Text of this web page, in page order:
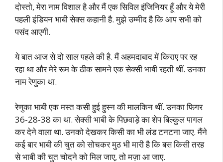
दोस्तो, मेरा नाम विशाल है और मैं एक सिविल इंजिनियर हूँ और ये मेरी
पहली इंडियन भाबी सेक्स कहानी है. मुझे उम्मीद है कि आप सभी को
पसंद आएगी.
ये बात आज से दो साल पहले की है. मैं अहमदाबाद में किराए पर रह
रहा था और मेरे रूम के ठीक सामने एक सेक्सी भाबी रहती थीं. उनका
नाम रेणुका था.
रेणुका भाबी एक मस्त कसी हुई हुस्न की मालकिन थीं. उनका फिगर
36-28-38 का था. सेक्सी भाबी के पिछवाड़े का शेप बिल्कुल पागल
कर देने वाला था. उनको देखकर किसी का भी लंड टनटना जाए. मैंने
कई बार भाबी की चुत को सोचकर मुठ भी मारी है कि बस किसी तरह
से भाबी की चुत चोदने को मिल जाए, तो मज़ा आ जाए.